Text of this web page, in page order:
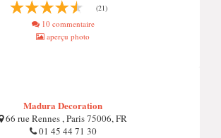
(21)
10 commentaire
aperçu photo
Madura Decoration
66 rue Rennes , Paris 75006, FR
01 45 44 71 30